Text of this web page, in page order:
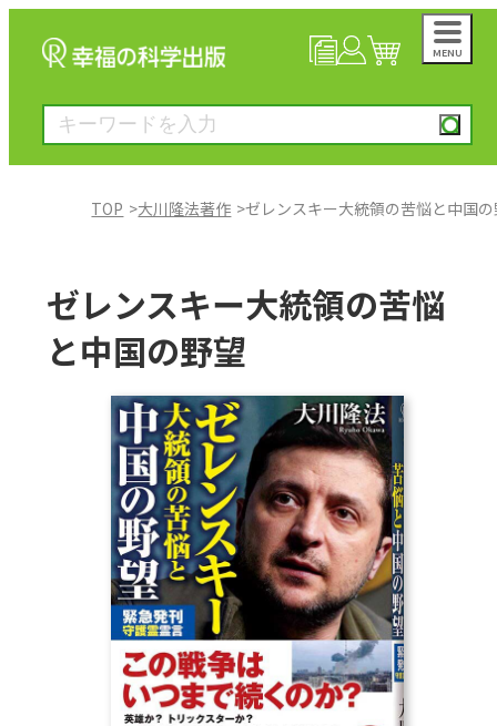
MENU
一般書
絵本
雑誌
CD
DVD・ブルーレイ
雑貨
TOP 大川隆法著作 ゼレンスキー大統領の苦悩と中国
ゼレンスキー大統領の苦悩
と中国の野望